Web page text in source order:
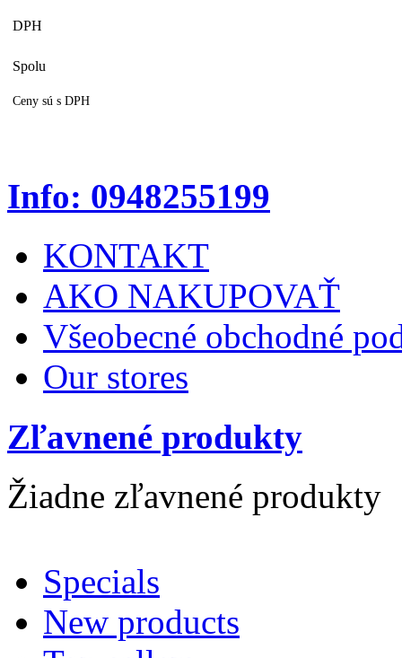
DPH
Spolu
Ceny sú s DPH
Info: 0948255199
KONTAKT
AKO NAKUPOVAŤ
Všeobecné obchodné
Our stores
Zľavnené produkty
Žiadne zľavnené produkty
Specials
New products